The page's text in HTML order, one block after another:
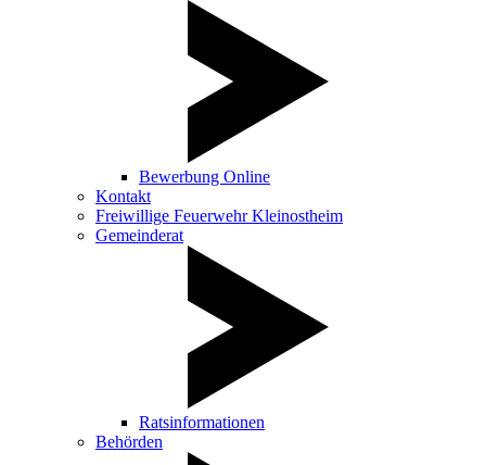
Bewerbung Online
Kontakt
Freiwillige Feuerwehr Kleinostheim
Gemeinderat
Ratsinformationen
Behörden